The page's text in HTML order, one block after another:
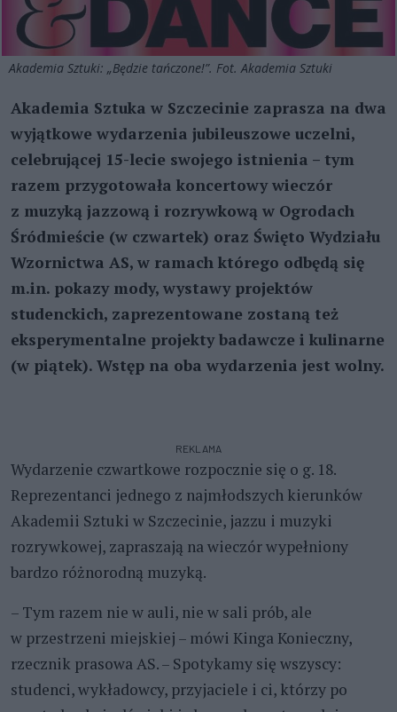
Akademia Sztuki: „Będzie tańczone!”. Fot. Akademia Sztuki
Akademia Sztuka w Szczecinie zaprasza na dwa
wyjątkowe wydarzenia jubileuszowe uczelni,
celebrującej 15-lecie swojego istnienia – tym
razem przygotowała koncertowy wieczór
z muzyką jazzową i rozrywkową w Ogrodach
Śródmieście (w czwartek) oraz Święto Wydziału
Wzornictwa AS, w ramach którego odbędą się
m.in. pokazy mody, wystawy projektów
studenckich, zaprezentowane zostaną też
eksperymentalne projekty badawcze i kulinarne
(w piątek). Wstęp na oba wydarzenia jest wolny.
REKLAMA
Wydarzenie czwartkowe rozpocznie się o g. 18.
Reprezentanci jednego z najmłodszych kierunków
Akademii Sztuki w Szczecinie, jazzu i muzyki
rozrywkowej, zapraszają na wieczór wypełniony
bardzo różnorodną muzyką.
– Tym razem nie w auli, nie w sali prób, ale
w przestrzeni miejskiej – mówi Kinga Konieczny,
rzecznik prasowa AS. – Spotykamy się wszyscy:
studenci, wykładowcy, przyjaciele i ci, którzy po